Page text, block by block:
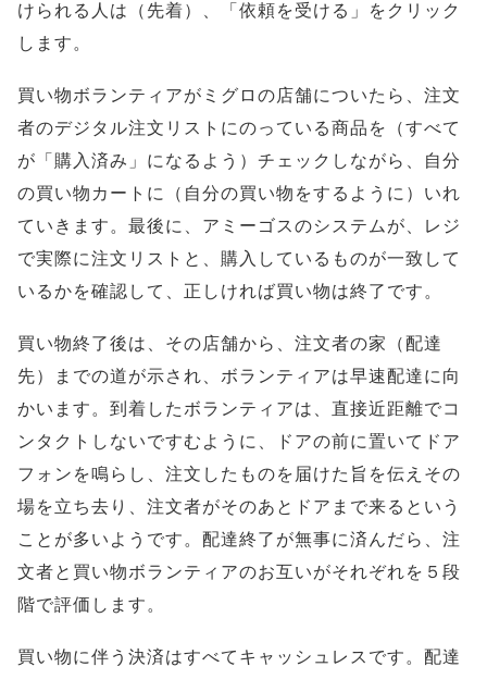
けられる人は（先着）、「依頼を受ける」をクリック
します。
買い物ボランティアがミグロの店舗についたら、注文
者のデジタル注文リストにのっている商品を（すべて
が「購入済み」になるよう）チェックしながら、自分
の買い物カートに（自分の買い物をするように）いれ
ていきます。最後に、アミーゴスのシステムが、レジ
で実際に注文リストと、購入しているものが一致して
いるかを確認して、正しければ買い物は終了です。
買い物終了後は、その店舗から、注文者の家（配達
先）までの道が示され、ボランティアは早速配達に向
かいます。到着したボランティアは、直接近距離でコ
ンタクトしないですむように、ドアの前に置いてドア
フォンを鳴らし、注文したものを届けた旨を伝えその
場を立ち去り、注文者がそのあとドアまで来るという
ことが多いようです。配達終了が無事に済んだら、注
文者と買い物ボランティアのお互いがそれぞれを５段
階で評価します。
買い物に伴う決済はすべてキャッシュレスです。配達